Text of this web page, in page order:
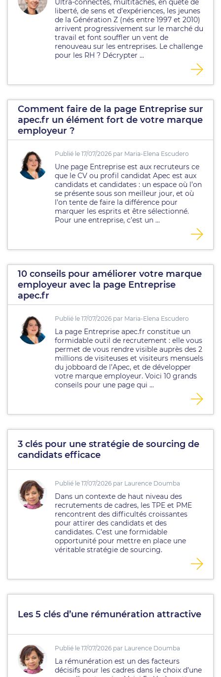
Ultra-connectés, multitâches, en quête de
liberté, de sens et d’expériences, les jeunes
de la Génération Z (nés entre 1997 et 2010)
arrivent progressivement sur le marché du
travail et font souffler un vent de
renouveau sur les entreprises. Le challenge
pour les RH ? Décrypter ...
Comment faire de la page Entreprise sur
apec.fr un élément fort de votre marque
employeur ?
Publié le 17/07/2026 par Maria-Elena Escudero
Une page Entreprise est aux recruteurs ce
que le CV ou profil candidat Apec est aux
candidats et candidates : un espace où l’on
se présente sous son meilleur jour, et où
l’on tente de faire la différence pour
marquer les esprits et être sélectionné.
Pour une entreprise, c’est un ...
10 conseils pour améliorer votre marque
employeur avec la page Entreprise
apec.fr
Publié le 17/07/2026 par Maria-Elena Escudero
La page Entreprise apec.fr constitue un
formidable outil de recrutement : elle vous
permet de vous rendre visible auprès des 2
millions de visiteuses et visiteurs mensuels
du jobboard de l’Apec, et de développer
votre marque employeur. Voici 10 grands
conseils pour une page qui ...
3 clés pour une stratégie de sourcing de
candidats efficace
Publié le 17/07/2026 par Laurence Doumba
Dans un contexte de haut niveau des
recrutements de cadres, les TPE et PME
rencontrent des difficultés croissantes
pour attirer des candidats et des
candidates. C’est une formidable
opportunité pour mettre en place une
véritable stratégie de sourcing.
Les 5 clés d’une rémunération attractive
Publié le 17/07/2026 par Laurence Doumba
La rémunération est un des facteurs
décisifs pour les cadres dans le choix d’une